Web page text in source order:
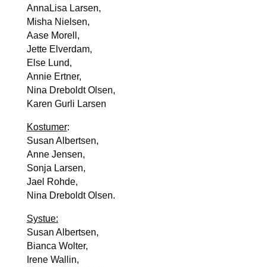
Anna­Lisa Lar­sen,
Misha Niel­sen,
Aase Morell,
Jet­te Elver­dam,
Else Lund,
Annie Ert­ner,
Nina Dre­boldt Olsen,
Karen Gur­li Lar­sen
Kostu­mer:
Sus­an Albert­sen,
Anne Jen­sen,
Sonja Lar­sen,
Jael Roh­de,
Nina Dre­boldt Olsen.
Systue:
Sus­an Albert­sen,
Bian­ca Wol­ter,
Ire­ne Wal­lin,